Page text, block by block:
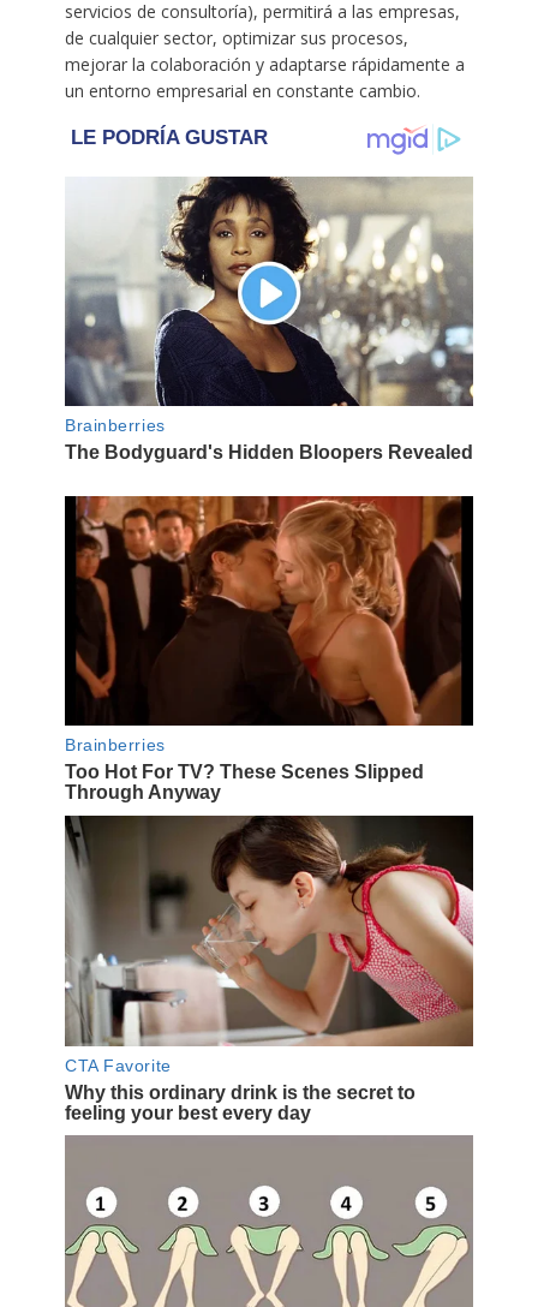
servicios de consultoría), permitirá a las empresas,
de cualquier sector, optimizar sus procesos,
mejorar la colaboración y adaptarse rápidamente a
un entorno empresarial en constante cambio.